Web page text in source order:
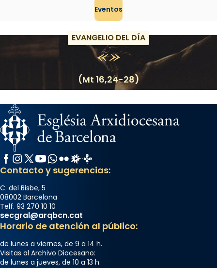
Eventos
EVANGELIO DEL DÍA
(Mt 16,24-28)
Facebook
Instagram
X / Twitter
YouTube
WhatsApp
FlickrRadio Estel
Catalunya Cristiana
Contacto y sugerencias:
C. del Bisbe, 5
08002 Barcelona
Telf. 93 270 10 10
secgral@arqbcn.cat
Horario de atención al público:
de lunes a viernes, de 9 a 14 h.
Visitas al Archivo Diocesano:
de lunes a jueves, de 10 a 13 h.